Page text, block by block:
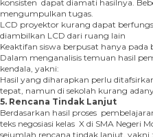
konsisten dapat diamati hasilnya.
mengumpulkan tugas.
LCD proyektor kurang dapat
diambilkan LCD dari ruang lain
Keaktifan siswa berpusat hanya pada
Dalam menganalisis temuan hasil
kendala, yakni:
Hasil yang diharapkan perlu
tepat, namun di sekolah kurang
5. Rencana Tindak Lanjut
Berdasarkan hasil proses
teks negosiasi kelas X di SMA Negeri
sejumlah rencana tindak lanjut, yakni :